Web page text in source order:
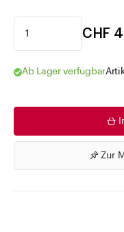
CHF
Ab Lager verfügbar
Zur